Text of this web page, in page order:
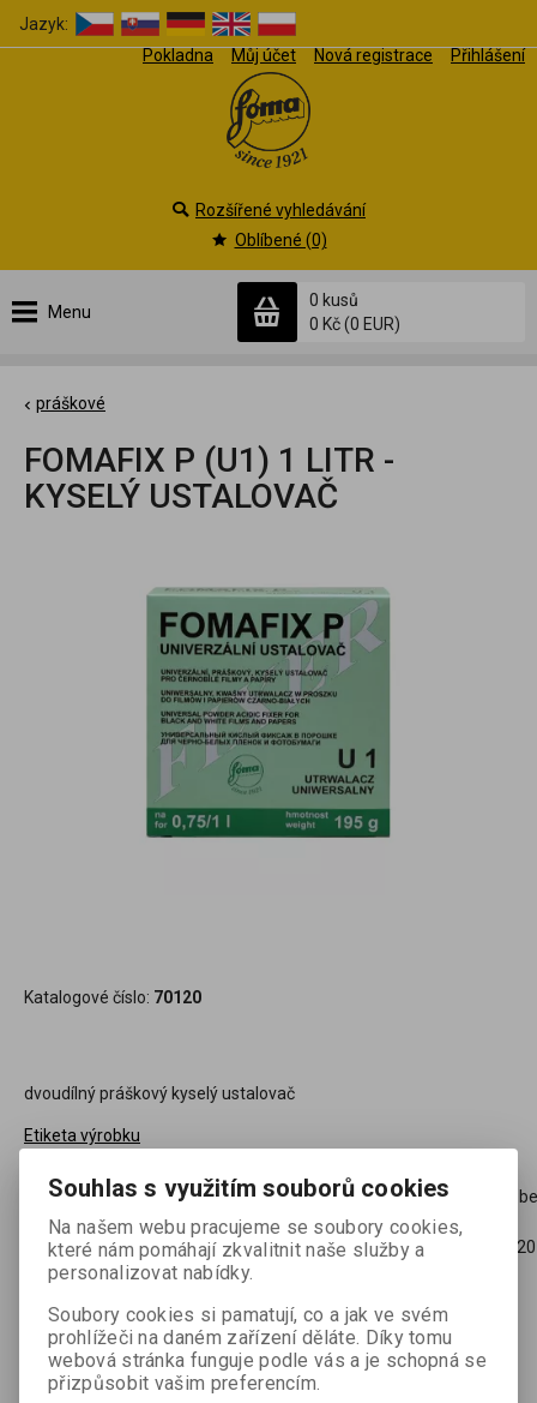
Jazyk:
Pokladna
Můj účet Nová registrace Přihlášení
Menu
0 kusů
0 Kč(0 EUR)
Rozšířené vyhledávání
Oblíbené (0)
práškové
FOMAFIX P (U1) 1 LITR -
KYSELÝ USTALOVAČ
Katalogové číslo: 70120
dvoudílný práškový kyselý ustalovač
Etiketa výrobku
120,69 Kč(5,08 EUR)
(Vaše cena
DPH:


ks
Přidat do oblíbených Tisk
Souhlas s využitím souborů cookies
Na našem webu pracujeme se soubory cookies,
které nám pomáhají zkvalitnit naše služby a
personalizovat nabídky.
Soubory cookies si pamatují, co a jak ve svém
prohlížeči na daném zařízení děláte. Díky tomu
webová stránka funguje podle vás a je schopná se
přizpůsobit vašim preferencím.